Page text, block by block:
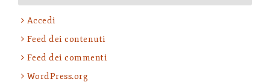
Accedi
Feed dei contenuti
Feed dei commenti
WordPress.org